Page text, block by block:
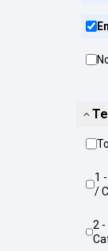
1 - Capitole / Arnaud Bernard
/
2 - Amidonniers / Compans-